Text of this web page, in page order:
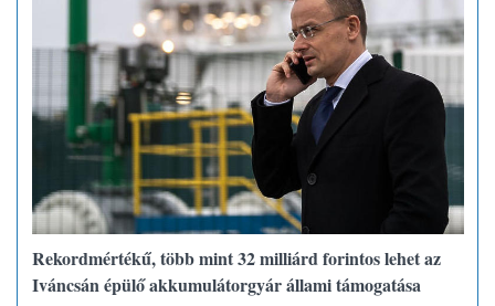
Rekordmértékű, több mint 32 milliárd forintos lehet az
Iváncsán épülő akkumulátorgyár állami támogatása